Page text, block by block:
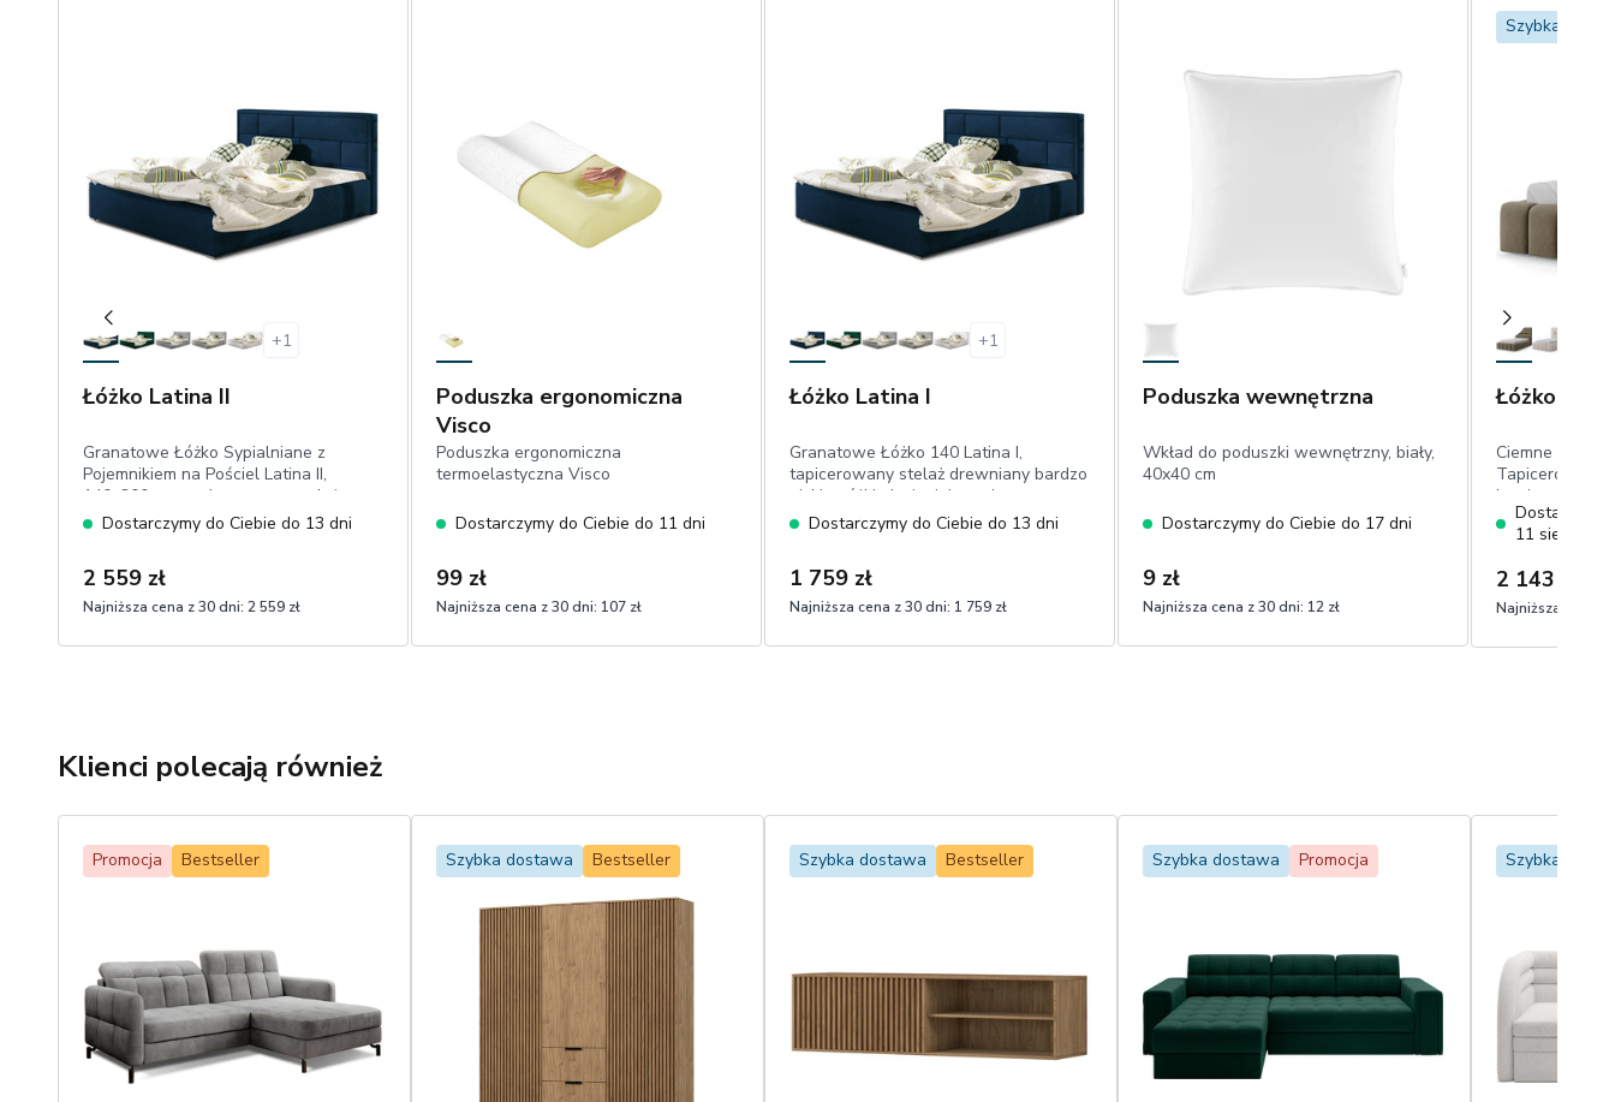
+1
Łóżko Latina II
Granatowe Łóżko Sypialniane z
Pojemnikiem na Pościel Latina II,
140x200 cm, tapicerowany stelaż
metalowy, bardzo niskie nóżki,
niecieniujący plusz
Dostarczymy do Ciebie do 13 dni
2 559 zł
Najniższa cena z 30 dni: 2 559 zł
Poduszka ergonomiczna
Visco
Poduszka ergonomiczna
termoelastyczna Visco
Dostarczymy do Ciebie do 11 dni
99 zł
Najniższa cena z 30 dni: 107 zł
+1
Łóżko Latina I
Granatowe Łóżko 140 Latina I,
tapicerowany stelaż drewniany bardzo
niskie nóżki niecieniujący plusz
Dostarczymy do Ciebie do 13 dni
1 759 zł
Najniższa cena z 30 dni: 1 759 zł
Poduszka wewnętrzna
Wkład do poduszki wewnętrzny, biały,
40x40 cm
Dostarczymy do Ciebie do 17 dni
9 zł
Najniższa cena z 30 dni: 12 zł
Szybka
Łóżko
Ciemne
Tapicerowane
Lamica,
tapicerowane
drewniana,
11 sierpnia
2 143 zł
Najniższa cena z
Klienci polecają również
Promocja Bestseller Szybka dostawa Bestseller Szybka dostawa Bestseller Szybka dostawa Promocja Szybka